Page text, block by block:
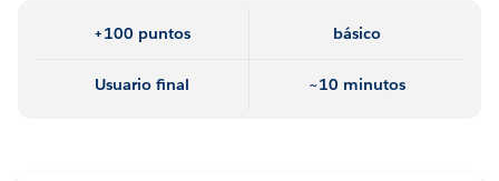
+100 puntos básico
Usuario final ~10 minutos